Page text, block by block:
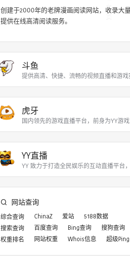
主
创建于2000年的老牌漫画阅读网站，收录大
提供在线高清阅读服务。
斗鱼
提供高清、快捷、流畅的视频直播和游
虎牙
国内领先的游戏直播平台，前身为YY游
YY直播
YY 致力于打造全民娱乐的互动直播平台
网站查询
综合查询 ChinaZ 爱站
5188数据
搜索查询
百度查询 Bing查询
搜狗查询
权重排名
网站权重 Whois信息 超级Ping